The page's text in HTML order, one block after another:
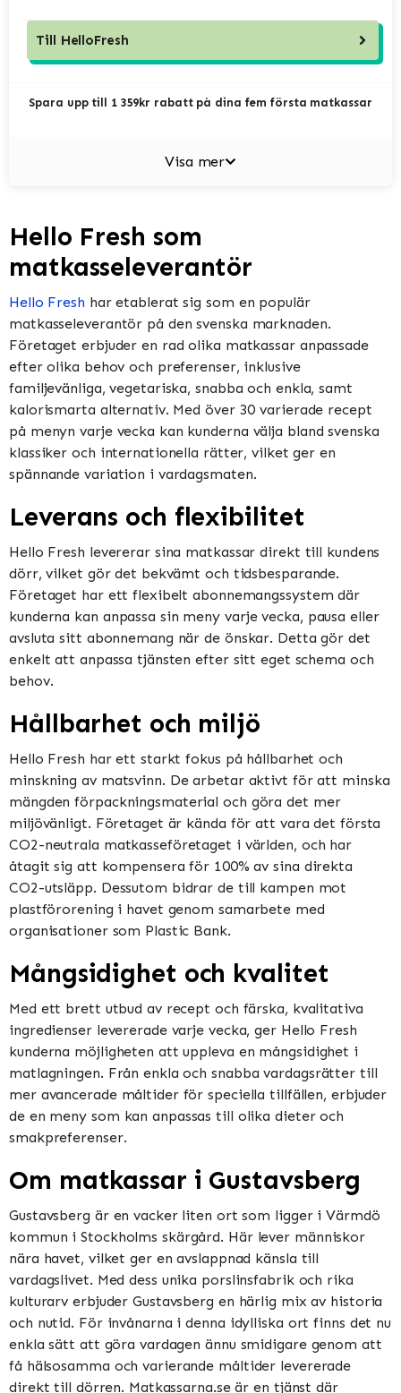
Till HelloFresh
Spara upp till 1 359kr rabatt på dina fem första matkassar
Visa mer
Hello Fresh som
matkasseleverantör
Hello Fresh har etablerat sig som en populär
matkasseleverantör på den svenska marknaden.
Företaget erbjuder en rad olika matkassar anpassade
efter olika behov och preferenser, inklusive
familjevänliga, vegetariska, snabba och enkla, samt
kalorismarta alternativ. Med över 30 varierade recept
på menyn varje vecka kan kunderna välja bland svenska
klassiker och internationella rätter, vilket ger en
spännande variation i vardagsmaten.
Leverans och flexibilitet
Hello Fresh levererar sina matkassar direkt till kundens
dörr, vilket gör det bekvämt och tidsbesparande.
Företaget har ett flexibelt abonnemangssystem där
kunderna kan anpassa sin meny varje vecka, pausa eller
avsluta sitt abonnemang när de önskar. Detta gör det
enkelt att anpassa tjänsten efter sitt eget schema och
behov.
Hållbarhet och miljö
Hello Fresh har ett starkt fokus på hållbarhet och
minskning av matsvinn. De arbetar aktivt för att minska
mängden förpackningsmaterial och göra det mer
miljövänligt. Företaget är kända för att vara det första
CO2-neutrala matkasseföretaget i världen, och har
åtagit sig att kompensera för 100% av sina direkta
CO2-utsläpp. Dessutom bidrar de till kampen mot
plastförorening i havet genom samarbete med
organisationer som Plastic Bank.
Mångsidighet och kvalitet
Med ett brett utbud av recept och färska, kvalitativa
ingredienser levererade varje vecka, ger Hello Fresh
kunderna möjligheten att uppleva en mångsidighet i
matlagningen. Från enkla och snabba vardagsrätter till
mer avancerade måltider för speciella tillfällen, erbjuder
de en meny som kan anpassas till olika dieter och
smakpreferenser.
Om matkassar i Gustavsberg
Gustavsberg är en vacker liten ort som ligger i Värmdö
kommun i Stockholms skärgård. Här lever människor
nära havet, vilket ger en avslappnad känsla till
vardagslivet. Med dess unika porslinsfabrik och rika
kulturarv erbjuder Gustavsberg en härlig mix av historia
och nutid. För invånarna i denna idylliska ort finns det nu
enkla sätt att göra vardagen ännu smidigare genom att
få hälsosamma och varierande måltider levererade
direkt till dörren. Matkassarna.se är en tjänst där